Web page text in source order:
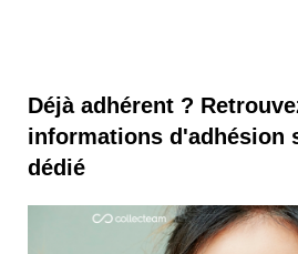
Déjà adhérent ?
informations d'adhésion
dédié